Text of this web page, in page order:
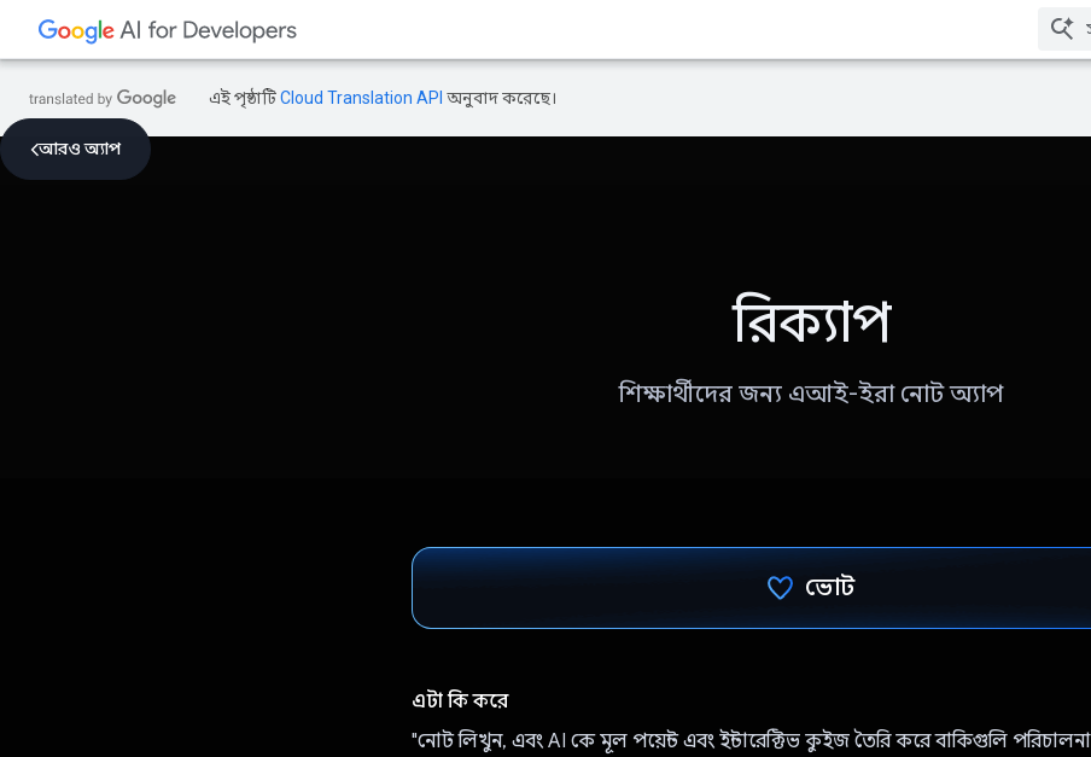
এই পৃষ্ঠাটিCloud Translation API অনুবাদ করেছে।
আরও অ্যাপ
রিক্যাপ
শিক্ষার্থীদের জন্য এআই-ইরা নোট অ্যাপ
ভোট
এটা কি করে
"নোট লিখুন, এবং AI কে মূল পয়েন্ট এবং ইন্টারেক্টিভ কুইজ তৈরি করে বাকিগুলি